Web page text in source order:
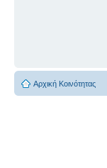
Αρχική Κοινότητας